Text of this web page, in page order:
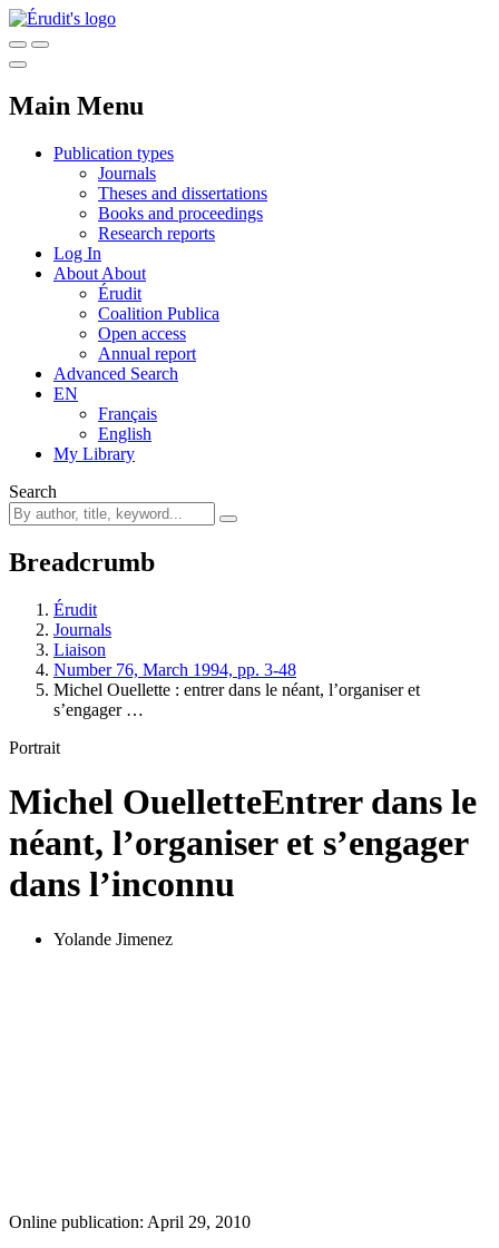
Main Menu
Publication types
Journals
Theses and dissertations
Books and proceedings
Research reports
Log In
About About
Érudit
Coalition Publica
Open access
Annual report
Advanced Search
EN
Français
English
My Library
Search
Breadcrumb
Érudit
Journals
Liaison
Number 76, March 1994, pp. 3-48
Michel Ouellette : entrer dans le néant, l’organiser et
s’engager …
Portrait
Michel OuelletteEntrer dans le
néant, l’organiser et s’engager
dans l’inconnu
Yolande Jimenez
Online publication: April 29, 2010